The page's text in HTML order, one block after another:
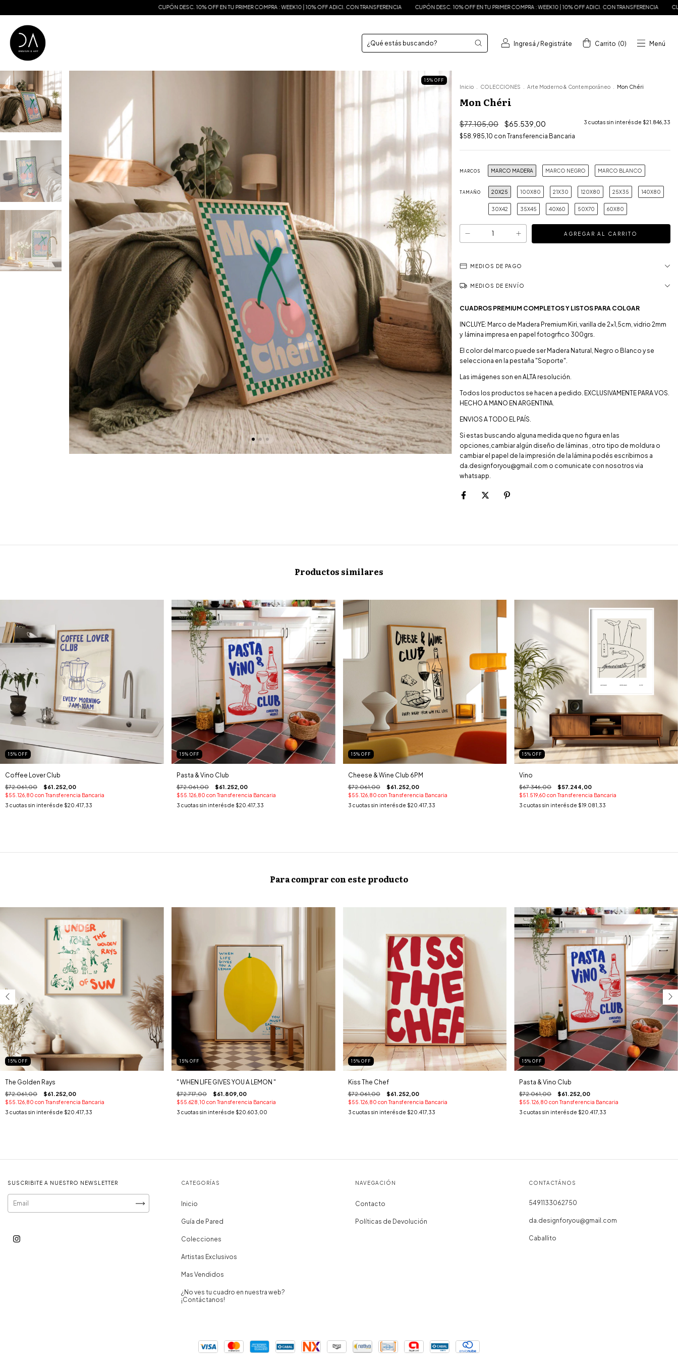
CUPÓN DESC. 10% OFF EN TU PRIMER COMPRA : WEEK10 | 10% OFF ADICI. CON TRANSFERENCIA CUPÓN DESC. 10% OFF EN TU PRIMER COMPRA : WEEK10 | 10% OFF ADICI. CON TRANSFERENCIA CUPÓN DESC. 10% OFF EN TU
Menú
Ingresá / Registráte Carrito (0)
15% OFF
Inicio COLECCIONES Arte Moderno & Contemporáneo Mon Chéri
Mon Chéri
$77.105,00 $65.539,00 3 cuotas sin interés de $21.846,33
$58.985,10 con Transferencia Bancaria
MARCOS MARCO MADERA MARCO NEGRO MARCO BLANCO
TAMAÑO 20X25 100X80 21X30 120X80 25X35 140X80
30X42 35X45 40X60 50X70 60X80
MEDIOS DE PAGO
MEDIOS DE ENVÍO
CUADROS PREMIUM COMPLETOS Y LISTOS PARA COLGAR
INCLUYE: Marco de Madera Premium Kiri, varilla de 2x1,5cm, vidrio 2mm
y lámina impresa en papel fotogrfico 300grs.
El color del marco puede ser Madera Natural, Negro o Blanco y se
selecciona en la pestaña "Soporte".
Las imágenes son en ALTA resolución.
Todos los productos se hacen a pedido. EXCLUSIVAMENTE PARA VOS.
HECHO A MANO EN ARGENTINA.
ENVIOS A TODO EL PAÍS.
Si estas buscando alguna medida que no figura en las
opciones,cambiar algún diseño de láminas , otro tipo de moldura o
cambiar el papel de la impresión de la lámina podés escribirnos a
da.designforyou@gmail.com o comunicate con nosotros via
whatsapp.
Productos similares
15% OFF
Coffee Lover Club
$72.061,00 $61.252,00
$55.126,80 con Transferencia Bancaria
3 cuotas sin interés de $20.417,33
15% OFF
Pasta & Vino Club
$72.061,00 $61.252,00
$55.126,80 con Transferencia Bancaria
3 cuotas sin interés de $20.417,33
15% OFF
Cheese & Wine Club 6PM
$72.061,00 $61.252,00
$55.126,80 con Transferencia Bancaria
3 cuotas sin interés de $20.417,33
15%OFF
Vino
$67.346,00 $57.244,00
$51.519,60con Transferencia Bancaria
3 cuotas sin interés de $19.081,33
Para comprar con este producto
15% OFF
The Golden Rays
$72.061,00 $61.252,00
$55.126,80 con Transferencia Bancaria
3 cuotas sin interés de $20.417,33
15% OFF
" WHEN LIFE GIVES YOU A LEMON "
$72.717,00 $61.809,00
$55.628,10 con Transferencia Bancaria
3 cuotas sin interés de $20.603,00
15% OFF
Kiss The Chef
$72.061,00 $61.252,00
$55.126,80 con Transferencia Bancaria
3 cuotas sin interés de $20.417,33
15%OFF
Pasta & Vino Club
$72.061,00 $61.252,00
$55.126,80con Transferencia Bancaria
3 cuotas sin interés de $20.417,33
SUSCRIBITE A NUESTRO NEWSLETTER CATEGORÍAS
Inicio
Guía de Pared
Colecciones
Artistas Exclusivos
Mas Vendidos
¿No ves tu cuadro en nuestra web?
¡Contáctanos!
NAVEGACIÓN
Contacto
Políticas de Devolución
CONTACTÁNOS
5491133062750
da.designforyou@gmail.com
Caballito